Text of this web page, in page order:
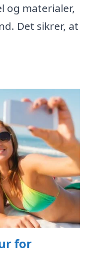
og materialer,
Det sikrer, at
for